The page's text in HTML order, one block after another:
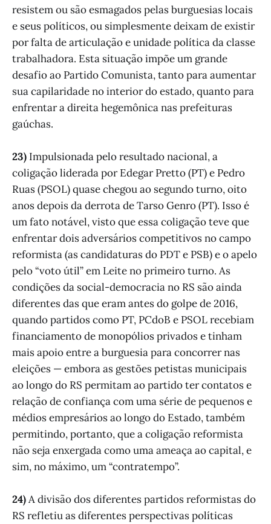
resistem ou são esmagados pelas burguesias locais
e seus políticos, ou simplesmente deixam de existir
por falta de articulação e unidade política da classe
trabalhadora. Esta situação impõe um grande
desafio ao Partido Comunista, tanto para aumentar
sua capilaridade no interior do estado, quanto para
enfrentar a direita hegemônica nas prefeituras
gaúchas.
23) Impulsionada pelo resultado nacional, a
coligação liderada por Edegar Pretto (PT) e Pedro
Ruas (PSOL) quase chegou ao segundo turno, oito
anos depois da derrota de Tarso Genro (PT). Isso é
um fato notável, visto que essa coligação teve que
enfrentar dois adversários competitivos no campo
reformista (as candidaturas do PDT e PSB) e o apelo
pelo “voto útil” em Leite no primeiro turno. As
condições da social-democracia no RS são ainda
diferentes das que eram antes do golpe de 2016,
quando partidos como PT, PCdoB e PSOL recebiam
financiamento de monopólios privados e tinham
mais apoio entre a burguesia para concorrer nas
eleições — embora as gestões petistas municipais
ao longo do RS permitam ao partido ter contatos e
relação de confiança com uma série de pequenos e
médios empresários ao longo do Estado, também
permitindo, portanto, que a coligação reformista
não seja enxergada como uma ameaça ao capital, e
sim, no máximo, um “contratempo”.
24)A divisão dos diferentes partidos reformistas do
RS refletiu as diferentes perspectivas políticas